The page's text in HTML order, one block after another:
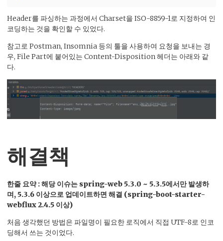
Header를 파싱하는 과정에서 Charset을 ISO-8859-1로 지정하여 인
코딩하는 것을 확인할 수 있었다.
참고로 Postman, Insomnia 등의 툴을 사용하여 요청을 보내는 경
우, File Part에 붙어있는 Content-Disposition 헤더는 아래와 같
다.
해결책
한줄 요약 : 해당 이슈는 spring-web 5.3.0 ~ 5.3.5에서만 발생하
며, 5.3.6 이상으로 업데이트하면 해결 (spring-boot-starter-
webflux 2.4.5 이상)
처음 생각했던 방법은 파일명이 필요한 로직에서 직접 UTF-8로 인코
딩해서 쓰는 것이었다.